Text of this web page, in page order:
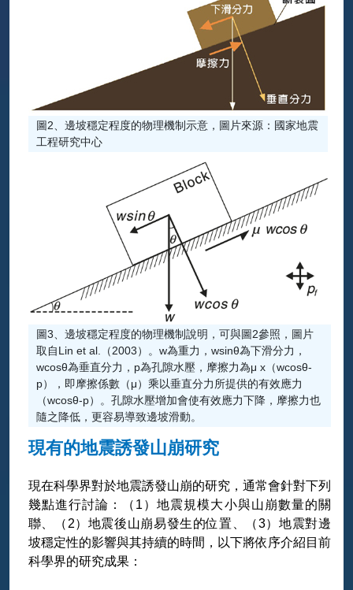
圖2、邊坡穩定程度的物理機制示意，圖片來源：國家地震
工程研究中心
圖3、邊坡穩定程度的物理機制說明，可與圖2參照，圖片
取自Lin et al.（2003）。w為重力，wsinθ為下滑分力，
wcosθ為垂直分力，p為孔隙水壓，摩擦力為μ x（wcosθ-
p），即摩擦係數（μ）乘以垂直分力所提供的有效應力
（wcosθ-p）。孔隙水壓增加會使有效應力下降，摩擦力也
隨之降低，更容易導致邊坡滑動。
現有的地震誘發山崩研究
現在科學界對於地震誘發山崩的研究，通常會針對下列
幾點進行討論：（1）地震規模大小與山崩數量的關
聯、（2）地震後山崩易發生的位置、（3）地震對邊
坡穩定性的影響與其持續的時間，以下將依序介紹目前
科學界的研究成果：